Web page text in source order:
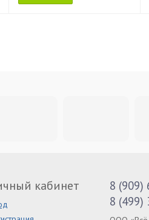
кабинет
8 (909)
8 (499)